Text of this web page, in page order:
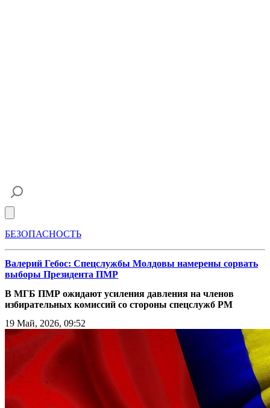
БЕЗОПАСНОСТЬ
Валерий Гебос: Спецслужбы Молдовы намерены сорвать
выборы Президента ПМР
В МГБ ПМР ожидают усиления давления на членов
избирательных комиссий со стороны спецслужб РМ
19 Май, 2026, 09:52